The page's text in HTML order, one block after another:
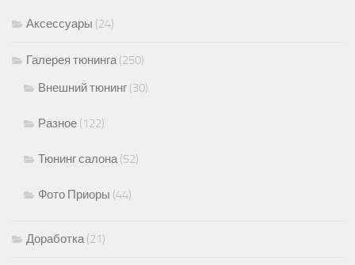
Аксессуары (24)
Галерея тюнинга(250)
Внешний тюнинг (30)
Разное (122)
Тюнинг салона(52)
Фото Приоры (44)
Доработка(21)